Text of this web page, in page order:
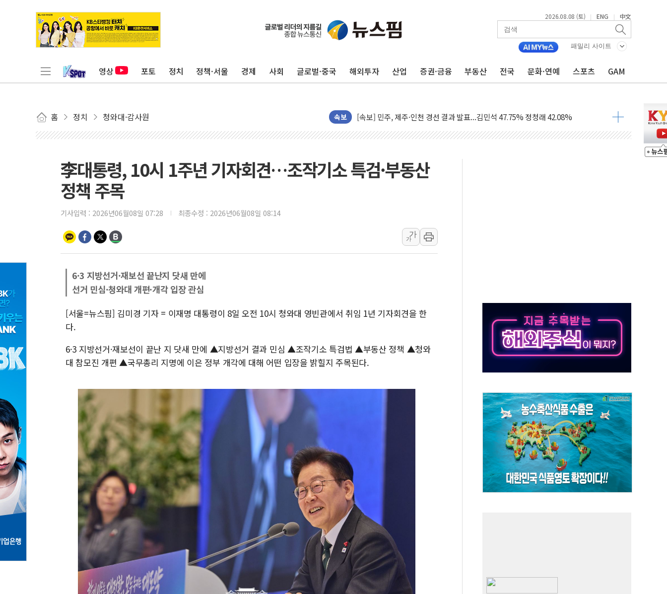
2026.08.08 (토) | ENG | 中文
패밀리 사이트
영상 포토 정치 정책·서울 경제 사회 글로벌·중국 해외투자 산업 증권·금융 부동산 전국 문화·연예 스포츠 GAM
홈 정치 청와대·감사원 속보
울진·영덕 '호우특보'-포항 '산사태 주의보'...경북도, 호우 피해·통제구간 없어
인천 합동연설회 나선 송영길·정청래·김민석 당대표 후보
김민석, 2주차 제주·인천 경선서 정청래에 승리...47.75% vs 42.08%
[속보] 민주, 제주·인천 경선 결과 발표...김민석 47.75% 정청래 42.08%
[속보] 민주, 인천 경선 결과 발표...김민석 45.09% 정청래 43.27% 송영길 11.63%
이번주 국내 주요 금융일정(8.10~8.14)
美, 이란전 출구전략 만지작…공습 한계·탄약 부족 현실화
李대통령 "결혼 때문에 손해 보는 일 없게"…'결혼 페널티' 22개 과제 손본다
여수 오동도 인근 해상서 모터보트 전복…1명 사망·1명 실종
'화합' 꺼낸 김민석에 '뻔뻔' 받아친 정청래…제주 연설서 신경전 고조
李대통령, ISA 개편 재검토 지시…與 "적극 환영"·野 "졸속 국정"
李대통령, 10시 1주년 기자회견…조작기소 특검·부동산
정책 주목
기사입력 : 2026년06월08일 07:28 최종수정 : 2026년06월08일 08:14
가
가
6·3 지방선거·재보선 끝난지 닷새 만에
선거 민심·청와대 개편·개각 입장 관심
[서울=뉴스핌] 김미경 기자 = 이재명 대통령이 8일 오전 10시 청와대 영빈관에서 취임 1년 기자회견을 한
다.
6·3 지방선거·재보선이 끝난 지 닷새 만에 ▲지방선거 결과 민심 ▲조작기소 특검법 ▲부동산 정책 ▲청와
대 참모진 개편 ▲국무총리 지명에 이은 정부 개각에 대해 어떤 입장을 밝힐지 주목된다.